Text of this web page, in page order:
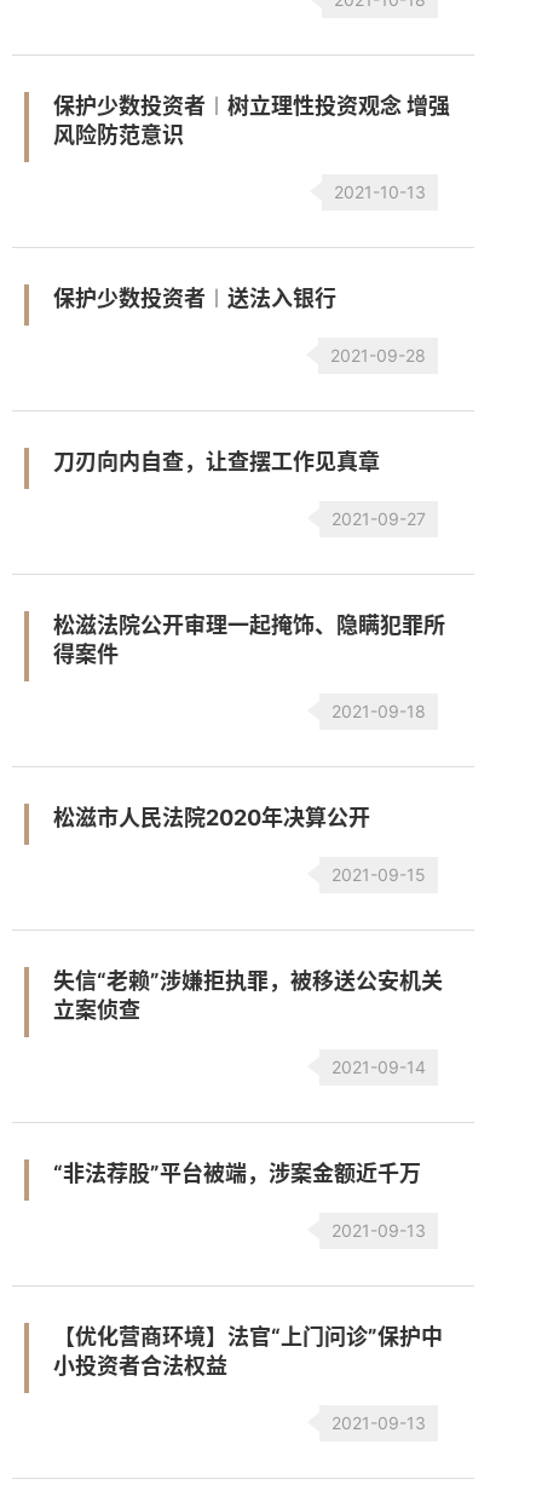
保护少数投资者︱树立理性投资观念 增强
风险防范意识
2021-10-13
保护少数投资者︱送法入银行
2021-09-28
刀刃向内自查，让查摆工作见真章
2021-09-27
松滋法院公开审理一起掩饰、隐瞒犯罪所
得案件
2021-09-18
松滋市人民法院2020年决算公开
2021-09-15
失信“老赖”涉嫌拒执罪，被移送公安机关
立案侦查
2021-09-14
“非法荐股”平台被端，涉案金额近千万
2021-09-13
【优化营商环境】法官“上门问诊”保护中
小投资者合法权益
2021-09-13